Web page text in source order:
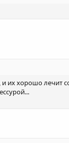
и их хорошо лечит